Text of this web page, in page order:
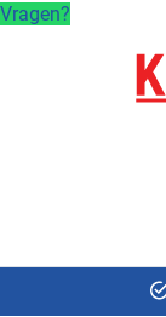
Vragen?